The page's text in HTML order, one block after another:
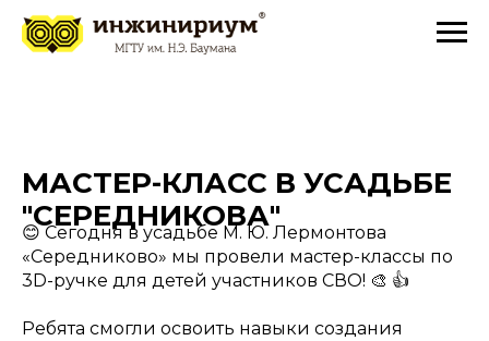
МАСТЕР-КЛАСС В УСАДЬБЕ
"СЕРЕДНИКОВА"
😊 Сегодня в усадьбе М. Ю. Лермонтова
«Середниково» мы провели мастер-классы по
3D-ручке для детей участников СВО! 🎨 👍
Ребята смогли освоить навыки создания